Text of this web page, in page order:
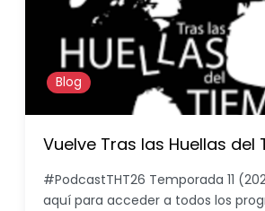
Blog
Vuelve Tras las Huellas del
#PodcastTHT26 Temporada 11
aquí para acceder a todos los